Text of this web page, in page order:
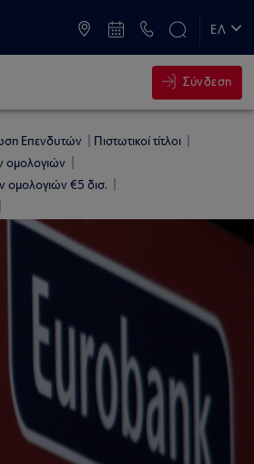
ΕΛ
Σύνδεση
Επενδυτών
Πιστωτικοί τίτλοι
ομολογιών
ομολογιών €5 δισ.